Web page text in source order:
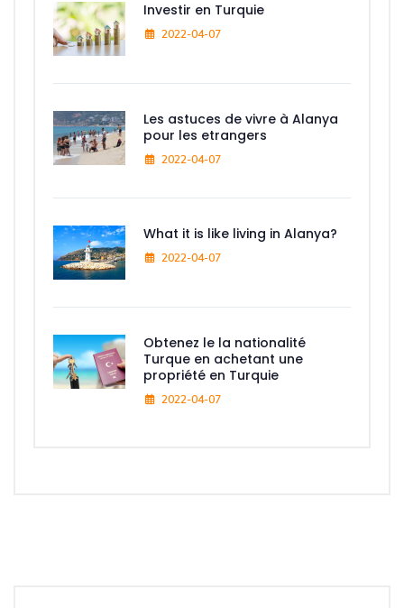
Investir en Turquie
2022-04-07
Les astuces de vivre à Alanya
pour les etrangers
2022-04-07
What it is like living in Alanya?
2022-04-07
Obtenez le la nationalité
Turque en achetant une
propriété en Turquie
2022-04-07